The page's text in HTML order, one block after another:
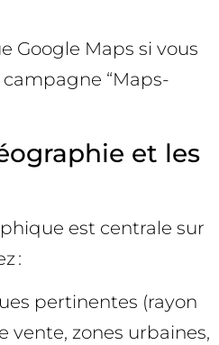
Google Maps si vous
“Maps-
et les
est centrale sur
:
pertinentes (rayon
vente, zones urbaines,